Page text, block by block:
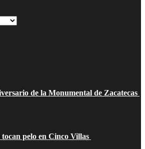
de la Monumental de Zacatecas
pelo en Cinco Villas